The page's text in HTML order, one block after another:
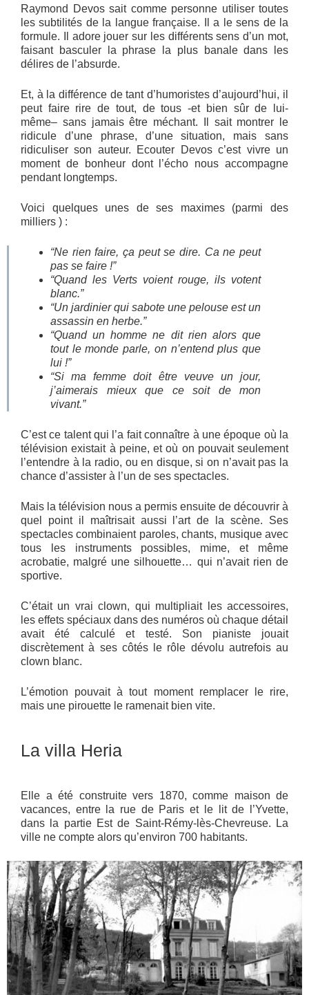
Raymond Devos sait comme personne utiliser toutes
les subtilités de la langue française. Il a le sens de la
formule. Il adore jouer sur les différents sens d’un mot,
faisant basculer la phrase la plus banale dans les
délires de l’absurde.
Et, à la différence de tant d’humoristes d’aujourd’hui, il
peut faire rire de tout, de tous -et bien sûr de lui-
même– sans jamais être méchant. Il sait montrer le
ridicule d’une phrase, d’une situation, mais sans
ridiculiser son auteur. Ecouter Devos c’est vivre un
moment de bonheur dont l’écho nous accompagne
pendant longtemps.
Voici quelques unes de ses maximes (parmi des
milliers ) :
“Ne rien faire, ça peut se dire. Ca ne peut
pas se faire !”
“Quand les Verts voient rouge, ils votent
blanc.”
“Un jardinier qui sabote une pelouse est un
assassin en herbe.”
“Quand un homme ne dit rien alors que
tout le monde parle, on n’entend plus que
lui !”
“Si ma femme doit être veuve un jour,
j’aimerais mieux que ce soit de mon
vivant.”
C’est ce talent qui l’a fait connaître à une époque où la
télévision existait à peine, et où on pouvait seulement
l’entendre à la radio, ou en disque, si on n’avait pas la
chance d’assister à l’un de ses spectacles.
Mais la télévision nous a permis ensuite de découvrir à
quel point il maîtrisait aussi l’art de la scène. Ses
spectacles combinaient paroles, chants, musique avec
tous les instruments possibles, mime, et même
acrobatie, malgré une silhouette… qui n’avait rien de
sportive.
C’était un vrai clown, qui multipliait les accessoires,
les effets spéciaux dans des numéros où chaque détail
avait été calculé et testé. Son pianiste jouait
discrètement à ses côtés le rôle dévolu autrefois au
clown blanc.
L’émotion pouvait à tout moment remplacer le rire,
mais une pirouette le ramenait bien vite.
La villa Heria
Elle a été construite vers 1870, comme maison de
vacances, entre la rue de Paris et le lit de l’Yvette,
dans la partie Est de Saint-Rémy-lès-Chevreuse. La
ville ne compte alors qu’environ 700 habitants.